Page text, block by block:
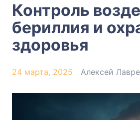
Контроль
бериллия и
здоровья
24 марта, 2025 Алексей